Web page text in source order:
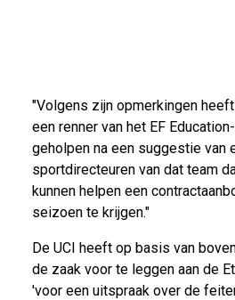
"Volgens zijn opmerkingen
een renner van het EF
geholpen na een suggestie van
sportdirecteuren van dat team
kunnen helpen een
seizoen te krijgen."
De UCI heeft op basis van
de zaak voor te leggen aan de
'voor een uitspraak over de